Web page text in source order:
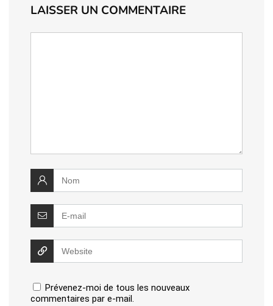
LAISSER UN COMMENTAIRE
Prévenez-moi de tous les nouveaux
commentaires par e-mail.